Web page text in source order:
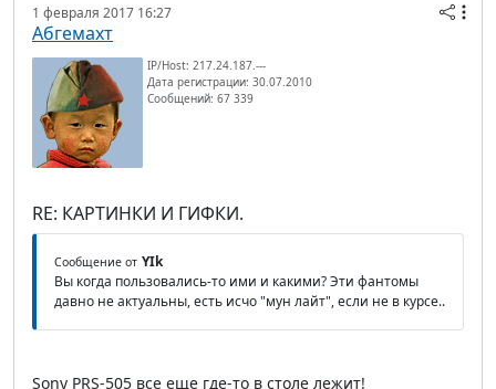
1 февраля 2017 16:27
Абгемахт
IP/Host: 217.24.187.---
Дата регистрации: 30.07.2010
Сообщений: 67 339
RE: КАРТИНКИ И ГИФКИ.
Сообщение от YIk
Вы когда пользовались-то ими и какими? Эти фантомы
давно не актуальны, есть исчо "мун лайт", если не в курсе..
Sony PRS-505 все еще где-то в столе лежит!